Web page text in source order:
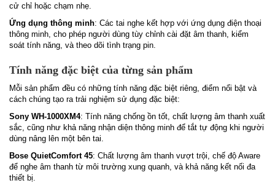
cử chỉ hoặc chạm nhẹ.
Ứng dụng thông minh: Các tai nghe kết hợp với ứng dụng điện thoại
thông minh, cho phép người dùng tùy chỉnh cài đặt âm thanh, kiểm
soát tính năng, và theo dõi tình trạng pin.
Tính năng đặc biệt của từng sản phẩm
Mỗi sản phẩm đều có những tính năng đặc biệt riêng, điểm nổi bật và
cách chúng tạo ra trải nghiệm sử dụng đặc biệt:
Sony WH-1000XM4: Tính năng chống ồn tốt, chất lượng âm thanh xuất
sắc, cũng như khả năng nhận diện thông minh để tắt tự động khi người
dùng nâng lên một bên tai.
Bose QuietComfort 45: Chất lượng âm thanh vượt trội, chế độ Aware
để nghe âm thanh từ môi trường xung quanh, và khả năng kết nối đa
thiết bị.